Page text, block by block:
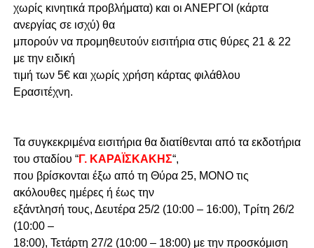
χωρίς κινητικά προβλήματα) και οι ΑΝΕΡΓΟΙ (κάρτα
ανεργίας σε ισχύ) θα
μπορούν να προμηθευτούν εισιτήρια στις θύρες 21 & 22
με την ειδική
τιμή των 5€ και χωρίς χρήση κάρτας φιλάθλου
Ερασιτέχνη.
Τα συγκεκριμένα εισιτήρια θα διατίθενται από τα εκδοτήρια
του σταδίου “Γ. ΚΑΡΑΪΣΚΑΚΗΣ“,
που βρίσκονται έξω από τη Θύρα 25, ΜΟΝΟ τις
ακόλουθες ημέρες ή έως την
εξάντλησή τους, Δευτέρα 25/2 (10:00 – 16:00), Τρίτη 26/2
(10:00 –
18:00), Τετάρτη 27/2 (10:00 – 18:00) με την προσκόμιση